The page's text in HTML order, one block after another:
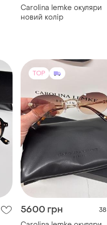
Carolina lemke окуляри
новий колір
TOP
5600 грн 38